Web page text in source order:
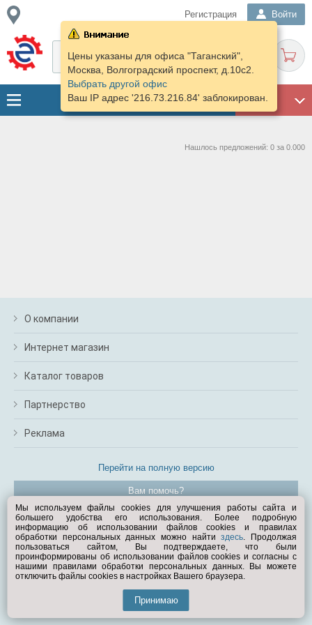
Регистрация Войти
ГАРАЖ
Цены указаны для офиса "Таганский",
Москва, Волгоградский проспект, д.10с2.
Выбрать другой офис
Ваш IP адрес '216.73.216.84' заблокирован.
Нашлось предложений: 0 за 0.000
О компании
Интернет магазин
Каталог товаров
Партнерство
Реклама
Перейти на полную версию
Вам помочь?
© Exist.ru 1998—2026
Мы используем файлы cookies для улучшения работы сайта и
большего удобства его использования. Более подробную
информацию об использовании файлов cookies и правилах
обработки персональных данных можно найтиздесь. Продолжая
пользоваться сайтом, Вы подтверждаете, что были
проинформированы об использовании файлов cookies и согласны с
нашими правилами обработки персональных данных. Вы можете
отключить файлы cookies в настройках Вашего браузера.
Принимаю